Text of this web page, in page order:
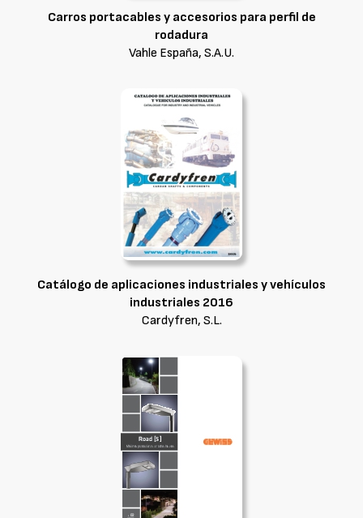
Carros portacables y accesorios para perfil de
rodadura
Vahle España, S.A.U.
Catálogo de aplicaciones industriales y vehículos
industriales 2016
Cardyfren, S.L.